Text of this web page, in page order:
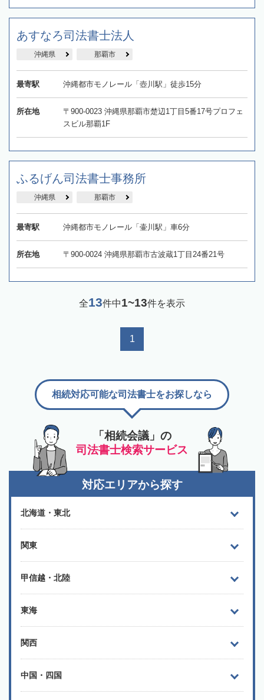
あすなろ司法書士法人
沖縄県 那覇市
最寄駅 沖縄都市モノレール「壺川駅」徒歩15分
所在地
〒900-0023 沖縄県那覇市楚辺1丁目5番17号プロフェ
スビル那覇1F
ふるげん司法書士事務所
沖縄県 那覇市
最寄駅 沖縄都市モノレール「壷川駅」車6分
所在地 〒900-0024 沖縄県那覇市古波蔵1丁目24番21号
全13件中1~13件を表示
1
「相続会議」の
司法書士検索サービス
相続対応可能な司法書士をお探しなら
対応エリアから探す
北海道・東北
関東
甲信越・北陸
東海
関西
中国・四国